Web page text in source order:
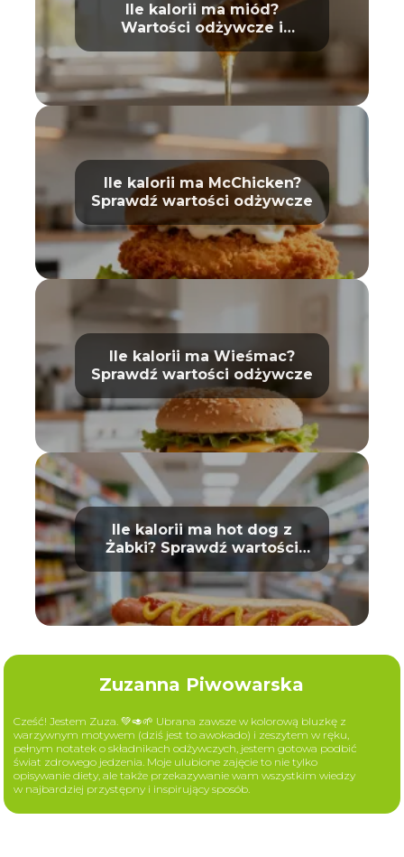
Ile kalorii ma miód?
Wartości odżywcze i
właściwości
Ile kalorii ma McChicken?
Sprawdź wartości odżywcze
Ile kalorii ma Wieśmac?
Sprawdź wartości odżywcze
Ile kalorii ma hot dog z
Żabki? Sprawdź wartości
odżywcze
Zuzanna Piwowarska
Cześć! Jestem Zuza. 💚🥑🌱 Ubrana zawsze w kolorową bluzkę z
warzywnym motywem (dziś jest to awokado) i zeszytem w ręku,
pełnym notatek o składnikach odżywczych, jestem gotowa podbić
świat zdrowego jedzenia. Moje ulubione zajęcie to nie tylko
opisywanie diety, ale także przekazywanie wam wszystkim wiedzy
w najbardziej przystępny i inspirujący sposób.